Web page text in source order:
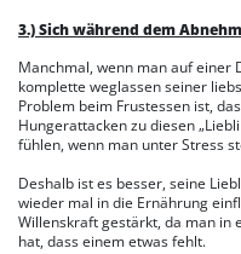
3.) Sich während dem
Manchmal, wenn man auf einer
komplette weglassen seiner
Problem beim Frustessen ist,
Hungerattacken zu diesen
fühlen, wenn man unter Stress
Deshalb ist es besser, seine
wieder mal in die Ernährung
Willenskraft gestärkt, da man in
hat, dass einem etwas fehlt.